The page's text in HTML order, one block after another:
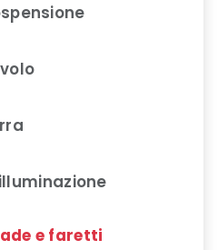
e faretti